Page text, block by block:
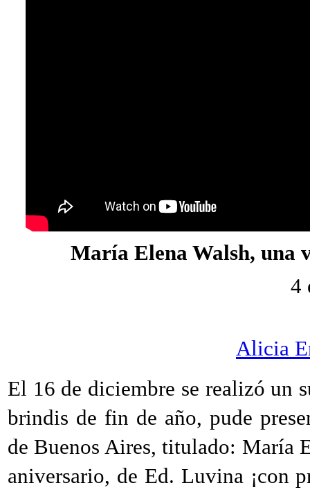
María Elena Walsh,
4
Alicia
El 16 de diciembre se realizó un
brindis de fin de año, pude
de Buenos Aires, titulado: María
aniversario, de Ed. Luvina ¡con